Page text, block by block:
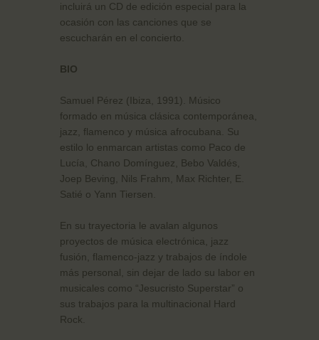
incluirá un CD de edición especial para la
ocasión con las canciones que se
escucharán en el concierto.
BIO
Samuel Pérez (Ibiza, 1991). Músico
formado en música clásica contemporánea,
jazz, flamenco y música afrocubana. Su
estilo lo enmarcan artistas como Paco de
Lucía, Chano Domínguez, Bebo Valdés,
Joep Beving, Nils Frahm, Max Richter, E.
Satié o Yann Tiersen.
En su trayectoria le avalan algunos
proyectos de música electrónica, jazz
fusión, flamenco-jazz y trabajos de índole
más personal, sin dejar de lado su labor en
musicales como “Jesucristo Superstar” o
sus trabajos para la multinacional Hard
Rock.